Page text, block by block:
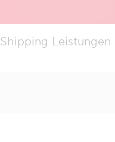
Shipping Leistungen